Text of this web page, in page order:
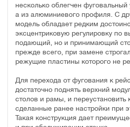
несколько облегчен фуговальный
а из алюминиевого профиля. С
модель обладает редким
эксцентриковую регулировку по
подающий, но и принимающий
прежде всего, при замене
режущие пластины которого не
Для перехода от фугования к
достаточно поднять верхний
столов и рамы, и переустановить
сделанные ранее настройки при
Такая конструкция дает